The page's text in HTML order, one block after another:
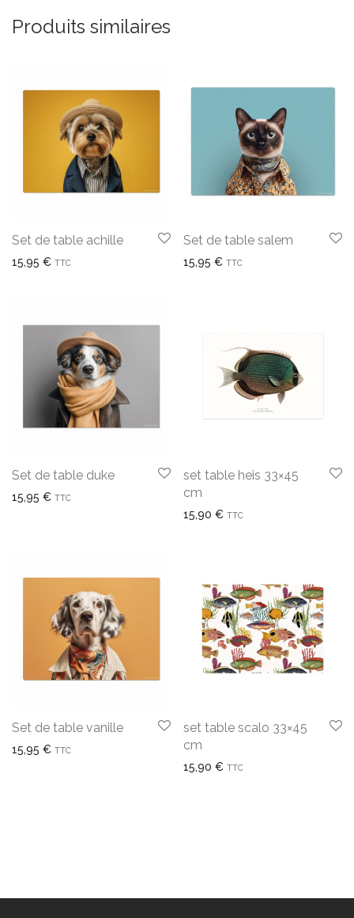
Produits similaires
Set de table achille
15,95 € TTC
Set de table salem
15,95 € TTC
Set de table duke
15,95 € TTC
set table heis 33×45
cm
15,90 € TTC
Set de table vanille
15,95 € TTC
set table scalo 33×45
cm
15,90 € TTC